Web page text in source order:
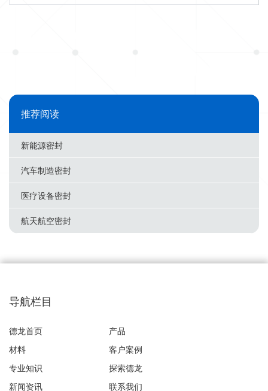
推荐阅读
新能源密封
汽车制造密封
医疗设备密封
航天航空密封
导航栏目
德龙首页
产品
材料
客户案例
专业知识
探索德龙
新闻资讯
联系我们